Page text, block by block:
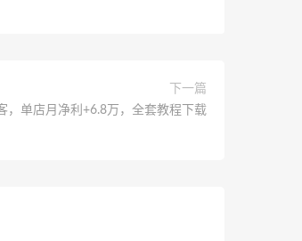
下一篇
，单店月净利+6.8万，全套教程下载